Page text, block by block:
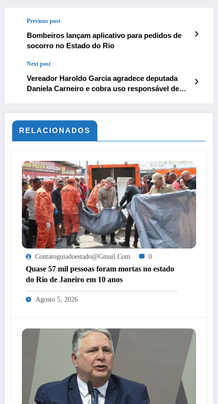
Previous post
Bombeiros lançam aplicativo para pedidos de
socorro no Estado do Rio
Next post
Vereador Haroldo Garcia agradece deputada
Daniela Carneiro e cobra uso responsável de
RELACIONADOS
Contatoguiadoestado@gmail.com 0
Quase 57 mil pessoas foram mortas no estado
do Rio de Janeiro em 10 anos
Agosto 5, 2026